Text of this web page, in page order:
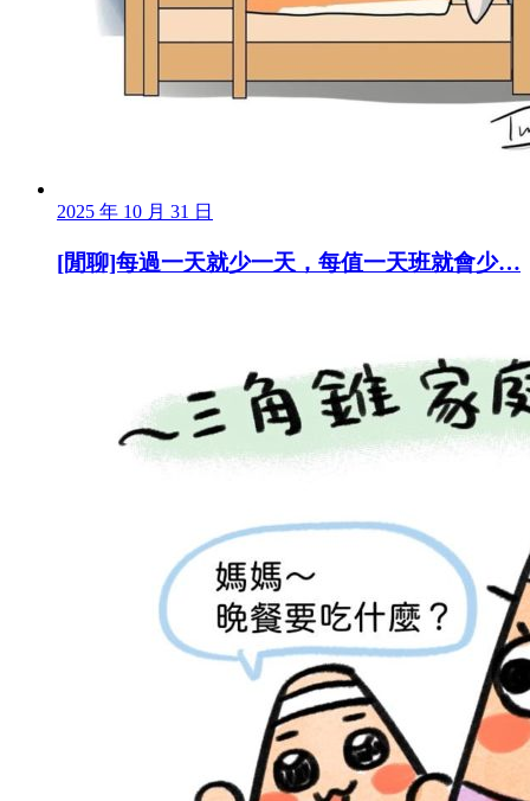
2025 年 10 月 31 日
[閒聊]每過一天就少一天，每值一天班就會少…